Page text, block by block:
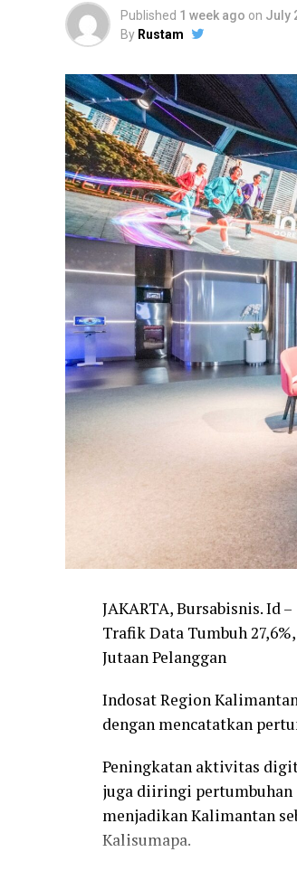
Published 1 week ago on July
By Rustam
JAKARTA, Bursabisnis. Id –
Trafik Data Tumbuh
Jutaan Pelanggan
Indosat Region
dengan mencatatkan
Peningkatan aktivitas
juga diiringi pertumbuhan
menjadikan Kalimantan
Kalisumapa.